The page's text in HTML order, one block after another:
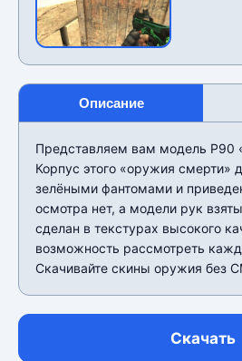
Описание
Представляем вам модель P90
Корпус этого «оружия смерти»
зелёными фантомами и
осмотра нет, а модели рук
сделан в текстурах высокого
возможность рассмотреть
Скачивайте скины оружия без
Скачать